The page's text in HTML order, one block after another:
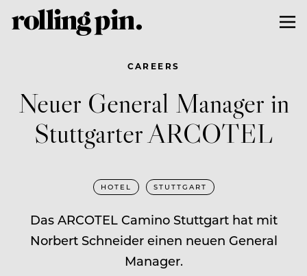
CAREERS
Neuer General Manager in
Stuttgarter ARCOTEL
HOTEL STUTTGART
Das ARCOTEL Camino Stuttgart hat mit
Norbert Schneider einen neuen General
Manager.